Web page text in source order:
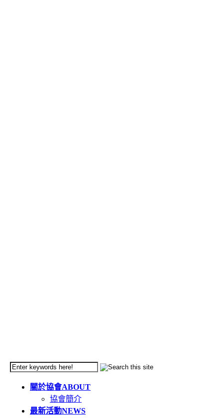
關於協會ABOUT
協會簡介
最新活動NEWS